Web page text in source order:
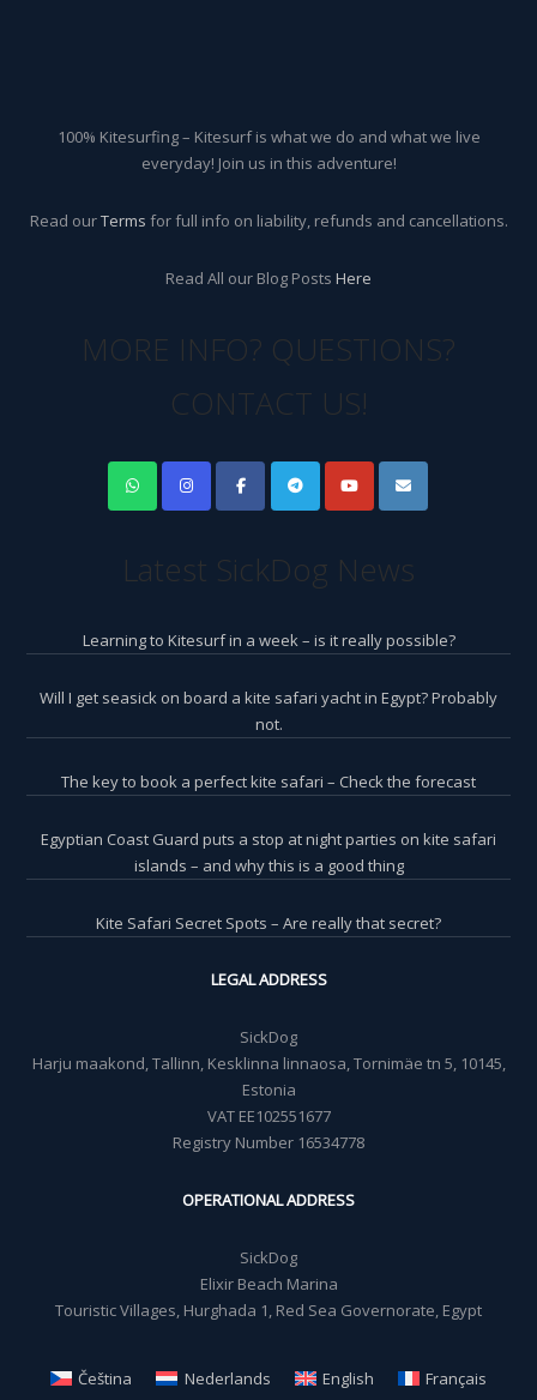
100% Kitesurfing – Kitesurf is what we do and what we live
everyday! Join us in this adventure!
Read ourTerms for full info on liability, refunds and cancellations.
Read All our Blog Posts Here
MORE INFO? QUESTIONS?
CONTACT US!
Latest SickDog News
Learning to Kitesurf in a week – is it really possible?
Will I get seasick on board a kite safari yacht in Egypt? Probably
not.
The key to book a perfect kite safari – Check the forecast
Egyptian Coast Guard puts a stop at night parties on kite safari
islands – and why this is a good thing
Kite Safari Secret Spots – Are really that secret?
LEGAL ADDRESS
SickDog
Harju maakond, Tallinn, Kesklinna linnaosa, Tornimäe tn 5, 10145,
Estonia
VAT EE102551677
Registry Number 16534778
OPERATIONAL ADDRESS
SickDog
Elixir Beach Marina
Touristic Villages, Hurghada 1, Red Sea Governorate, Egypt
Čeština Nederlands English
Français